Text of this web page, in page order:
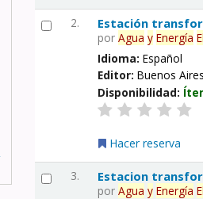
2. Estación
porAgua y Energía
Idioma:Español
Editor:Buenos
Disponibilidad:
Hacer reserva
3. Estacion
porAgua y Energía